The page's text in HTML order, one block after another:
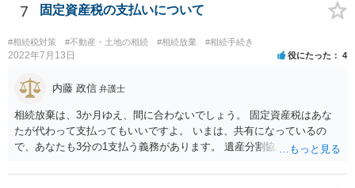
いということではなく、身分相応の、社会的儀式として当然認められ
る程度の金額に留まると考えた方がよいです。 もし、相続人の皆さん
に葬儀費用を支出する経済力がなく、質素な葬儀を行った費用であれ
ば相続財産から支出しても単純承認と認められない可能性が高いの
7 固定資産税の支払いについて
#相続税対策 #不動産・土地の相続 #相続放棄 #相続手続き
2022年7月13日 役にたった 4
内藤 政信 弁護士
相続放棄は、3か月ゆえ、間に合わないでしょう。 固定資産税はあな
たが代わって支払ってもいいですよ。 いまは、共有になっているの
で、あなたも3分の1支払う義務があります。 遺産分割協議をして、不
払い義務があります。